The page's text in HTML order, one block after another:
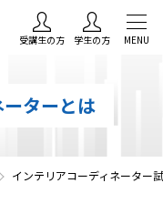
受講生の方 学生の方 MENU
ターとは
インテリアコーディネーター